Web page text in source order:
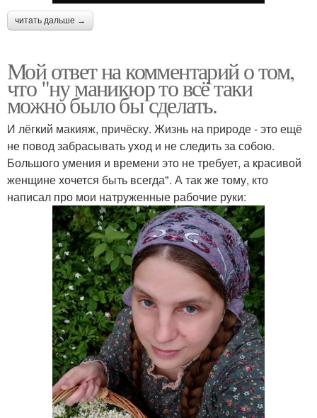
читать дальше →
Мой ответ на комментарий о том,
что "ну маникюр то всё таки
можно было бы сделать.
И лёгкий макияж, причёску. Жизнь на природе - это ещё
не повод забрасывать уход и не следить за собою.
Большого умения и времени это не требует, а красивой
женщине хочется быть всегда". А так же тому, кто
написал про мои натруженные рабочие руки: